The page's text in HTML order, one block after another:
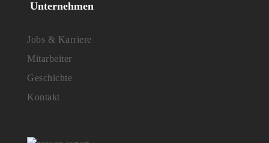
Unternehmen
Jobs & Karriere
Mitarbeiter
Geschichte
Kontakt